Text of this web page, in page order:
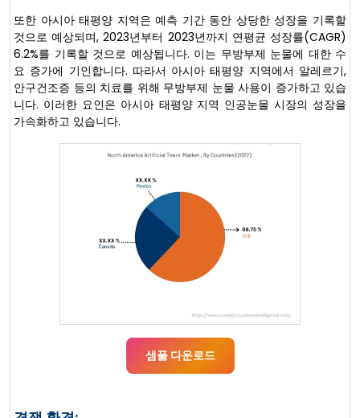
또한 아시아 태평양 지역은 예측 기간 동안 상당한 성장을 기록할
것으로 예상되며, 2023년부터 2023년까지 연평균 성장률(CAGR)
6.2%를 기록할 것으로 예상됩니다. 이는 무방부제 눈물에 대한 수
요 증가에 기인합니다. 따라서 아시아 태평양 지역에서 알레르기,
안구건조증 등의 치료를 위해 무방부제 눈물 사용이 증가하고 있습
니다. 이러한 요인은 아시아 태평양 지역 인공눈물 시장의 성장을
가속화하고 있습니다.
샘플 다운로드